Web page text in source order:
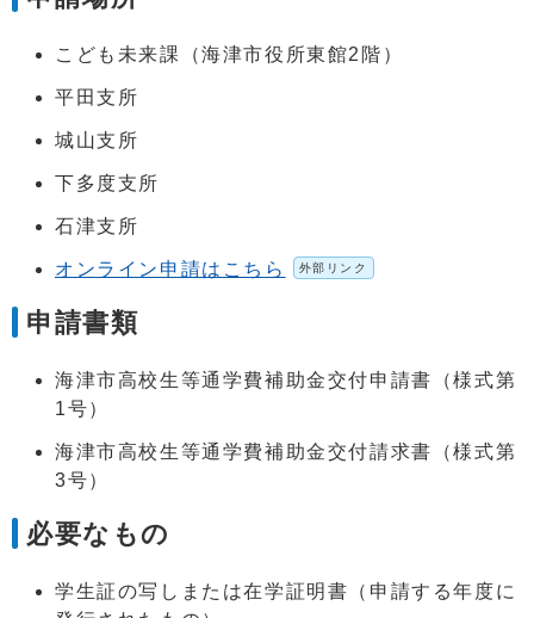
こども未来課（海津市役所東館2階）
平田支所
城山支所
下多度支所
石津支所
オンライン申請はこちら 外部リンク
申請書類
海津市高校生等通学費補助金交付申請書（様式第
1号）
海津市高校生等通学費補助金交付請求書（様式第
3号）
必要なもの
学生証の写しまたは在学証明書（申請する年度に